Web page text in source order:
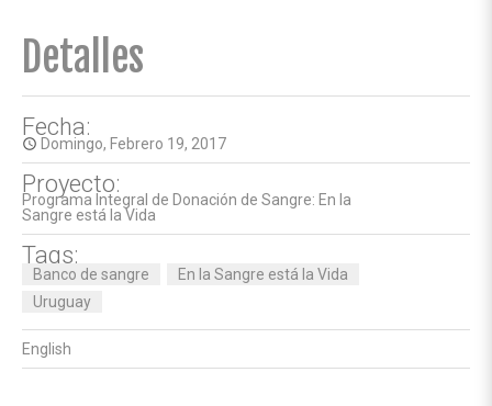
Detalles
Fecha:
access_time Domingo, Febrero 19, 2017
Proyecto:
Programa Integral de Donación de Sangre: En la
Sangre está la Vida
Tags:
Banco de sangre
En la Sangre está la Vida
Uruguay
English